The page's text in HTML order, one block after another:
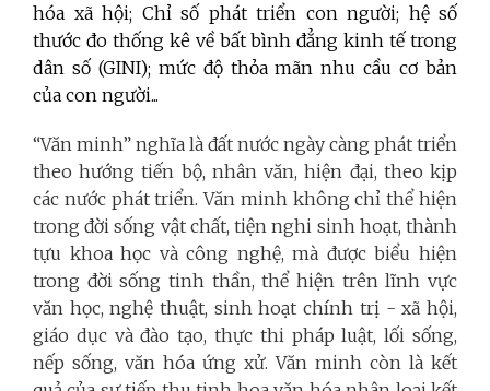
hóa xã hội; Chỉ số phát triển con người; hệ số
thước đo thống kê về bất bình đẳng kinh tế trong
dân số (GINI); mức độ thỏa mãn nhu cầu cơ bản
của con người...
“Văn minh” nghĩa là đất nước ngày càng phát triển
theo hướng tiến bộ, nhân văn, hiện đại, theo kịp
các nước phát triển. Văn minh không chỉ thể hiện
trong đời sống vật chất, tiện nghi sinh hoạt, thành
tựu khoa học và công nghệ, mà được biểu hiện
trong đời sống tinh thần, thể hiện trên lĩnh vực
văn học, nghệ thuật, sinh hoạt chính trị - xã hội,
giáo dục và đào tạo, thực thi pháp luật, lối sống,
nếp sống, văn hóa ứng xử. Văn minh còn là kết